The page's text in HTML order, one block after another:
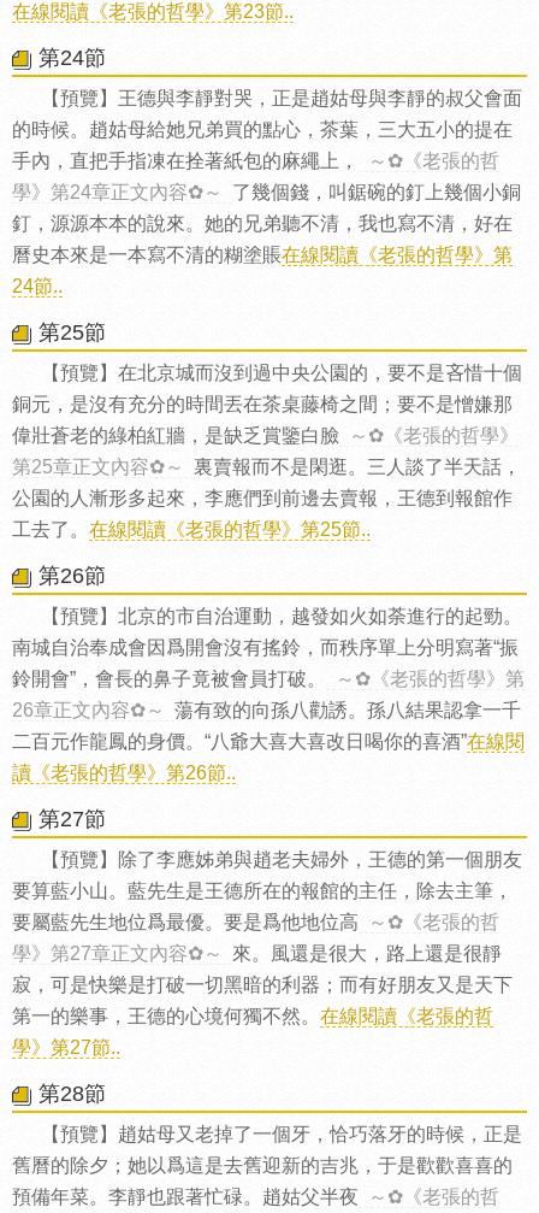
在線閱讀《老張的哲學》第23節..
第24節
【預覽】王德與李靜對哭，正是趙姑母與李靜的叔父會面
的時候。趙姑母給她兄弟買的點心，茶葉，三大五小的提在
手內，直把手指凍在拴著紙包的麻繩上，
～✿《老張的哲
學》第24章正文內容✿～
了幾個錢，叫鋸碗的釘上幾個小銅
釘，源源本本的說來。她的兄弟聽不清，我也寫不清，好在
曆史本來是一本寫不清的糊塗賬在線閱讀《老張的哲學》第
24節..
第25節
【預覽】在北京城而沒到過中央公園的，要不是吝惜十個
銅元，是沒有充分的時間丟在茶桌藤椅之間；要不是憎嫌那
偉壯蒼老的綠柏紅牆，是缺乏賞鑒白臉
～✿《老張的哲學》
第25章正文內容✿～
裏賣報而不是閑逛。三人談了半天話，
公園的人漸形多起來，李應們到前邊去賣報，王德到報館作
工去了。 在線閱讀《老張的哲學》第25節..
第26節
【預覽】北京的市自治運動，越發如火如荼進行的起勁。
南城自治奉成會因爲開會沒有搖鈴，而秩序單上分明寫著“振
鈴開會”，會長的鼻子竟被會員打破。
～✿《老張的哲學》第
26章正文內容✿～
蕩有致的向孫八勸誘。孫八結果認拿一千
二百元作龍鳳的身價。“八爺大喜大喜改日喝你的喜酒”在線閱
讀《老張的哲學》第26節..
第27節
【預覽】除了李應姊弟與趙老夫婦外，王德的第一個朋友
要算藍小山。藍先生是王德所在的報館的主任，除去主筆，
要屬藍先生地位爲最優。要是爲他地位高
～✿《老張的哲
學》第27章正文內容✿～
來。風還是很大，路上還是很靜
寂，可是快樂是打破一切黑暗的利器；而有好朋友又是天下
第一的樂事，王德的心境何獨不然。 在線閱讀《老張的哲
學》第27節..
第28節
【預覽】趙姑母又老掉了一個牙，恰巧落牙的時候，正是
舊曆的除夕；她以爲這是去舊迎新的吉兆，于是歡歡喜喜的
預備年菜。李靜也跟著忙碌。趙姑父半夜
～✿《老張的哲